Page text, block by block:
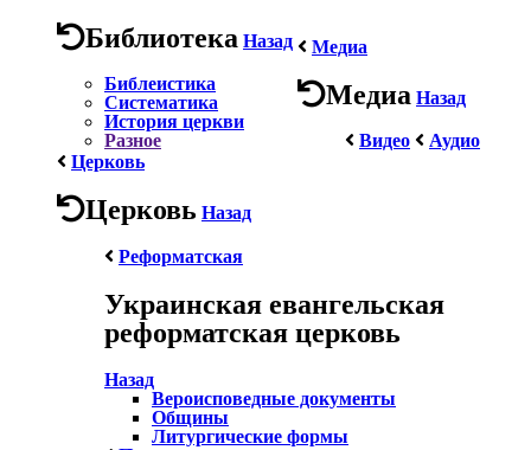
Библиотека Назад
Библеистика
Систематика
История церкви
Разное
Медиа
Медиа Назад
Видео
Аудио
Церковь
Церковь Назад
Реформатская
Украинская евангельская
реформатская церковь
Назад
Вероисповедные документы
Общины
Литургические формы